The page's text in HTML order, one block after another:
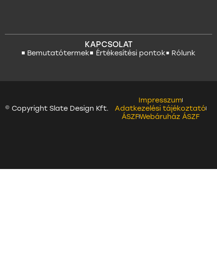
KAPCSOLAT
Bemutatótermek Értékesítési pontok Rólunk
© Copyright Slate Design Kft.
Impresszum
Adatkezelési tájékoztató
ÁSZFWebáruház ÁSZF